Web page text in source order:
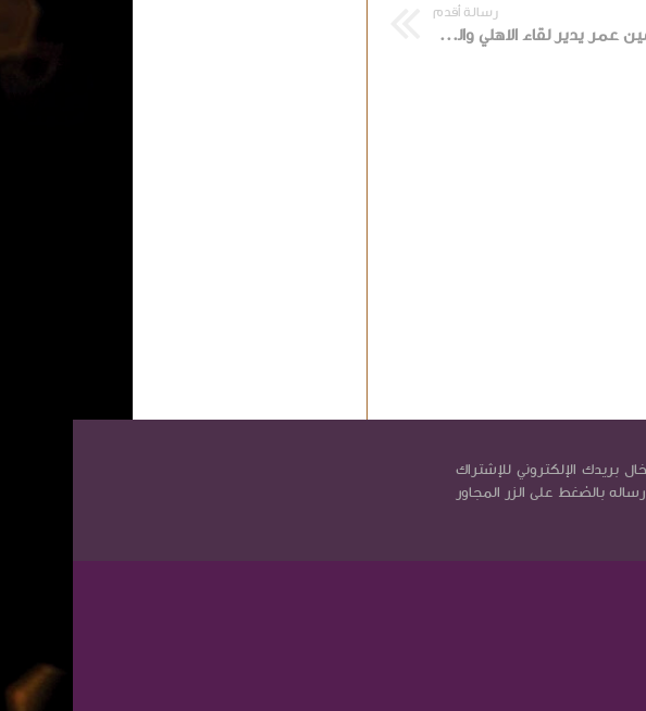
رسالة أقدم
الحكم امين عمر يدير لقاء الاهلي والزمالك في نهائي كأس مصر
بريدك الإلكتروني للإشتراك
رساله بالضغط على الزر المجاور